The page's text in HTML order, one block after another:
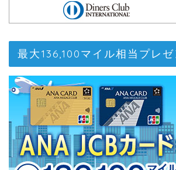
最大136,100マイル相当プレゼ